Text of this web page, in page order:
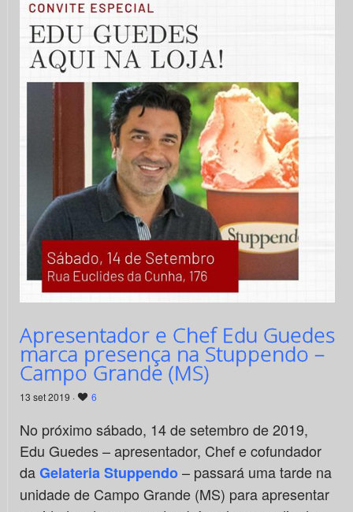
Apresentador e Chef Edu Guedes
marca presença na Stuppendo –
Campo Grande (MS)
13 set 2019 · 6
No próximo sábado, 14 de setembro de 2019,
Edu Guedes – apresentador, Chef e cofundador
daGelateria Stuppendo– passará uma tarde na
unidade de Campo Grande (MS) para apresentar